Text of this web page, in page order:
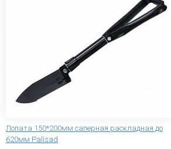
Лопата 150*200мм саперная раскладная до
620мм Palisad